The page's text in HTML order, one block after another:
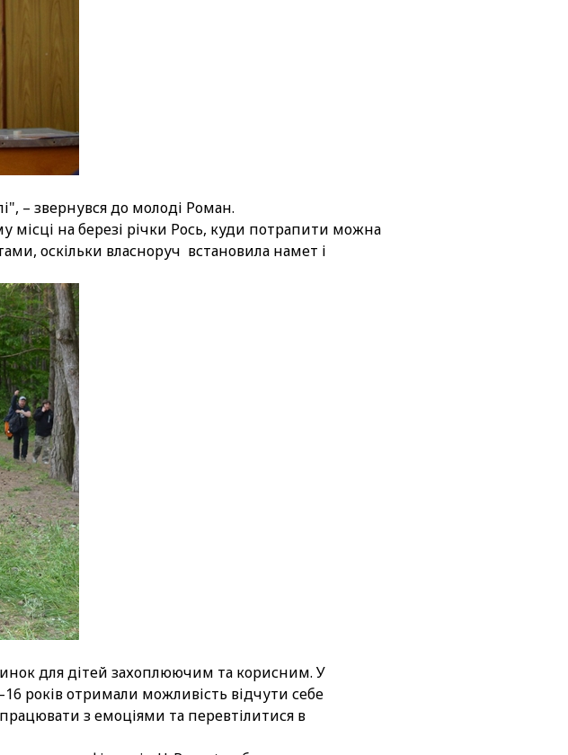
– звернувся до молоді Роман.
на березі річки Рось, куди потрапити можна
оскільки власноруч встановила намет і
для дітей захоплюючим та корисним. У
років отримали можливість відчути себе
з емоціями та перевтілитися в